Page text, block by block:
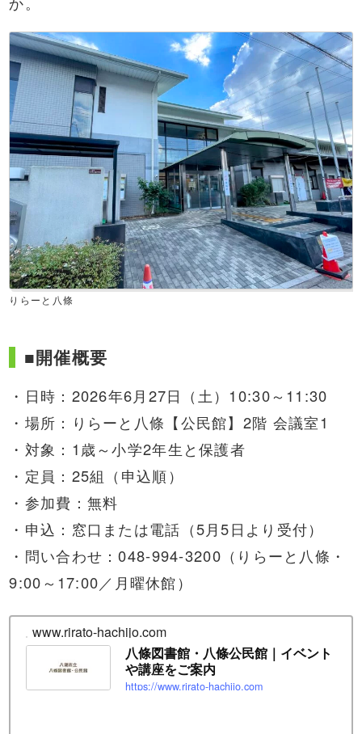
りらーと八條
■開催概要
・日時：2026年6月27日（土）10:30～11:30
・場所：りらーと八條【公民館】2階 会議室1
・対象：1歳～小学2年生と保護者
・定員：25組（申込順）
・参加費：無料
・申込：窓口または電話（5月5日より受付）
・問い合わせ：048-994-3200（りらーと八條・
9:00～17:00／月曜休館）
www.rirato-hachijo.com
八條図書館・八條公民館｜イベント
や講座をご案内
https://www.rirato-hachijo.com